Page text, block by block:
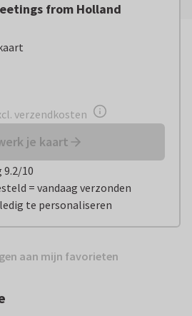
from Holland
verzendkosten
je kaart
10
= vandaag verzonden
te personaliseren
aan mijn favorieten